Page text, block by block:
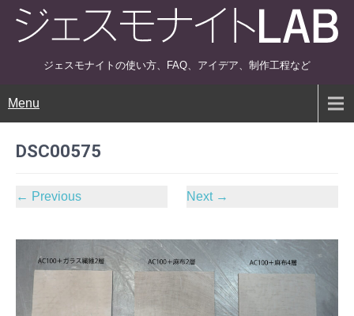
ジェスモナイトの使い方、FAQ、アイデア、制作工程など
Menu
DSC00575
← Previous Next →